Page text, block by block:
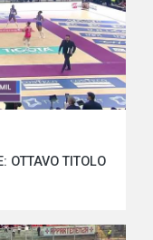
OTTAVO TITOLO